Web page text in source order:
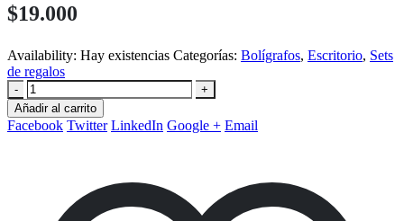
$19.000
Availability: Hay existencias Categorías: Bolígrafos, Escritorio, Sets
de regalos
-
+
Añadir al carrito
Facebook Twitter LinkedIn Google + Email